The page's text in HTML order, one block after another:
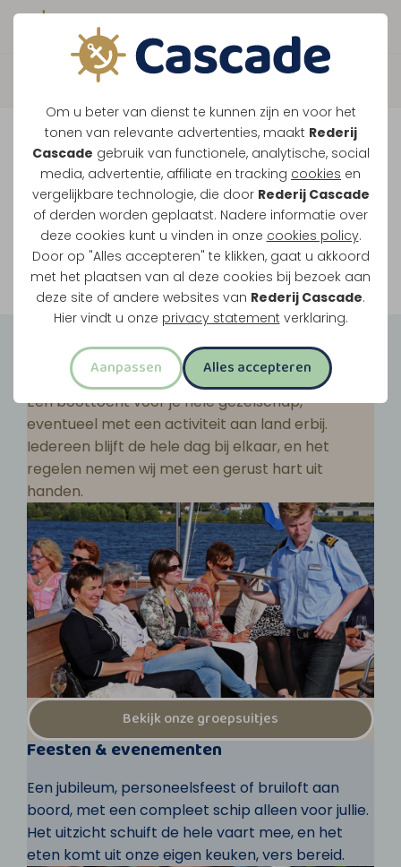
Om u beter van dienst te kunnen zijn en voor het
tonen van relevante advertenties, maakt Rederij
Cascade gebruik van functionele, analytische, social
media, advertentie, affiliate en tracking cookies en
vergelijkbare technologie, die door Rederij Cascade
of derden worden geplaatst. Nadere informatie over
deze cookies kunt u vinden in onze cookies policy.
Door op "Alles accepteren" te klikken, gaat u akkoord
met het plaatsen van al deze cookies bij bezoek aan
deze site of andere websites van Rederij Cascade.
Hier vindt u onze privacy statement verklaring.
Aanpassen Alles accepteren
Boek direct je vaart
Vaar je mee over de
Maasplassen?
Ondanks de lage waterstanden gaan
onze vaarten gewoon door.
Bekijk onze rondvaarten
Groepsuitjes
Een boottocht voor je hele gezelschap,
eventueel met een activiteit aan land erbij.
Iedereen blijft de hele dag bij elkaar, en het
regelen nemen wij met een gerust hart uit
handen.
Bekijk onze groepsuitjes
Feesten & evenementen
Een jubileum, personeelsfeest of bruiloft aan
boord, met een compleet schip alleen voor jullie.
Het uitzicht schuift de hele vaart mee, en het
eten komt uit onze eigen keuken, vers bereid.